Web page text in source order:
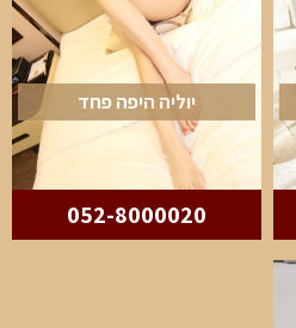
יוליה היפה פחד
052-8000020